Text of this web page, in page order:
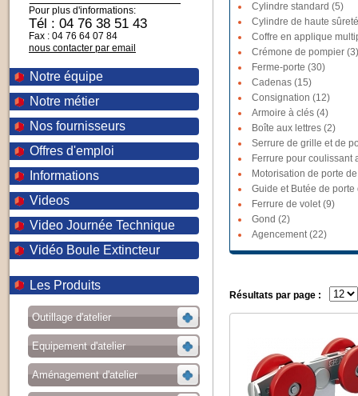
Pour plus d'informations:
Tél : 04 76 38 51 43
Fax : 04 76 64 07 84
nous contacter par email
Notre équipe
Notre métier
Nos fournisseurs
Offres d'emploi
Informations
Videos
Video Journée Technique
Vidéo Boule Extincteur
Les Produits
Outillage d'atelier
Equipement d'atelier
Aménagement d'atelier
Cylindre standard (5)
Cylindre de haute
Coffre en applique
Crémone de pompier (3)
Ferme-porte (30)
Cadenas (15)
Consignation (12)
Armoire à clés (4)
Boîte aux lettres (2)
Serrure de grille et de
Ferrure pour coulissant
Motorisation de porte
Guide et Butée de
Ferrure de volet (9)
Gond (2)
Agencement (22)
Résultats par page :